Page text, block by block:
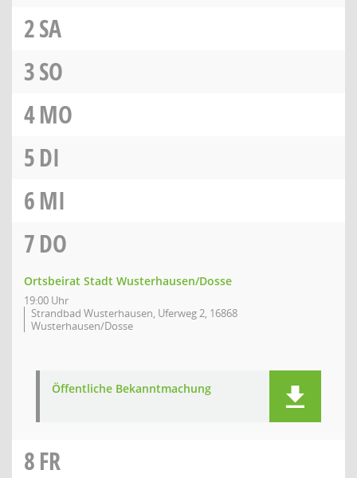
2SA
3SO
4MO
5DI
6MI
7DO
Ortsbeirat Stadt Wusterhausen/Dosse
19:00 Uhr
Strandbad Wusterhausen, Uferweg 2, 16868
Wusterhausen/Dosse
Öffentliche Bekanntmachung
8FR